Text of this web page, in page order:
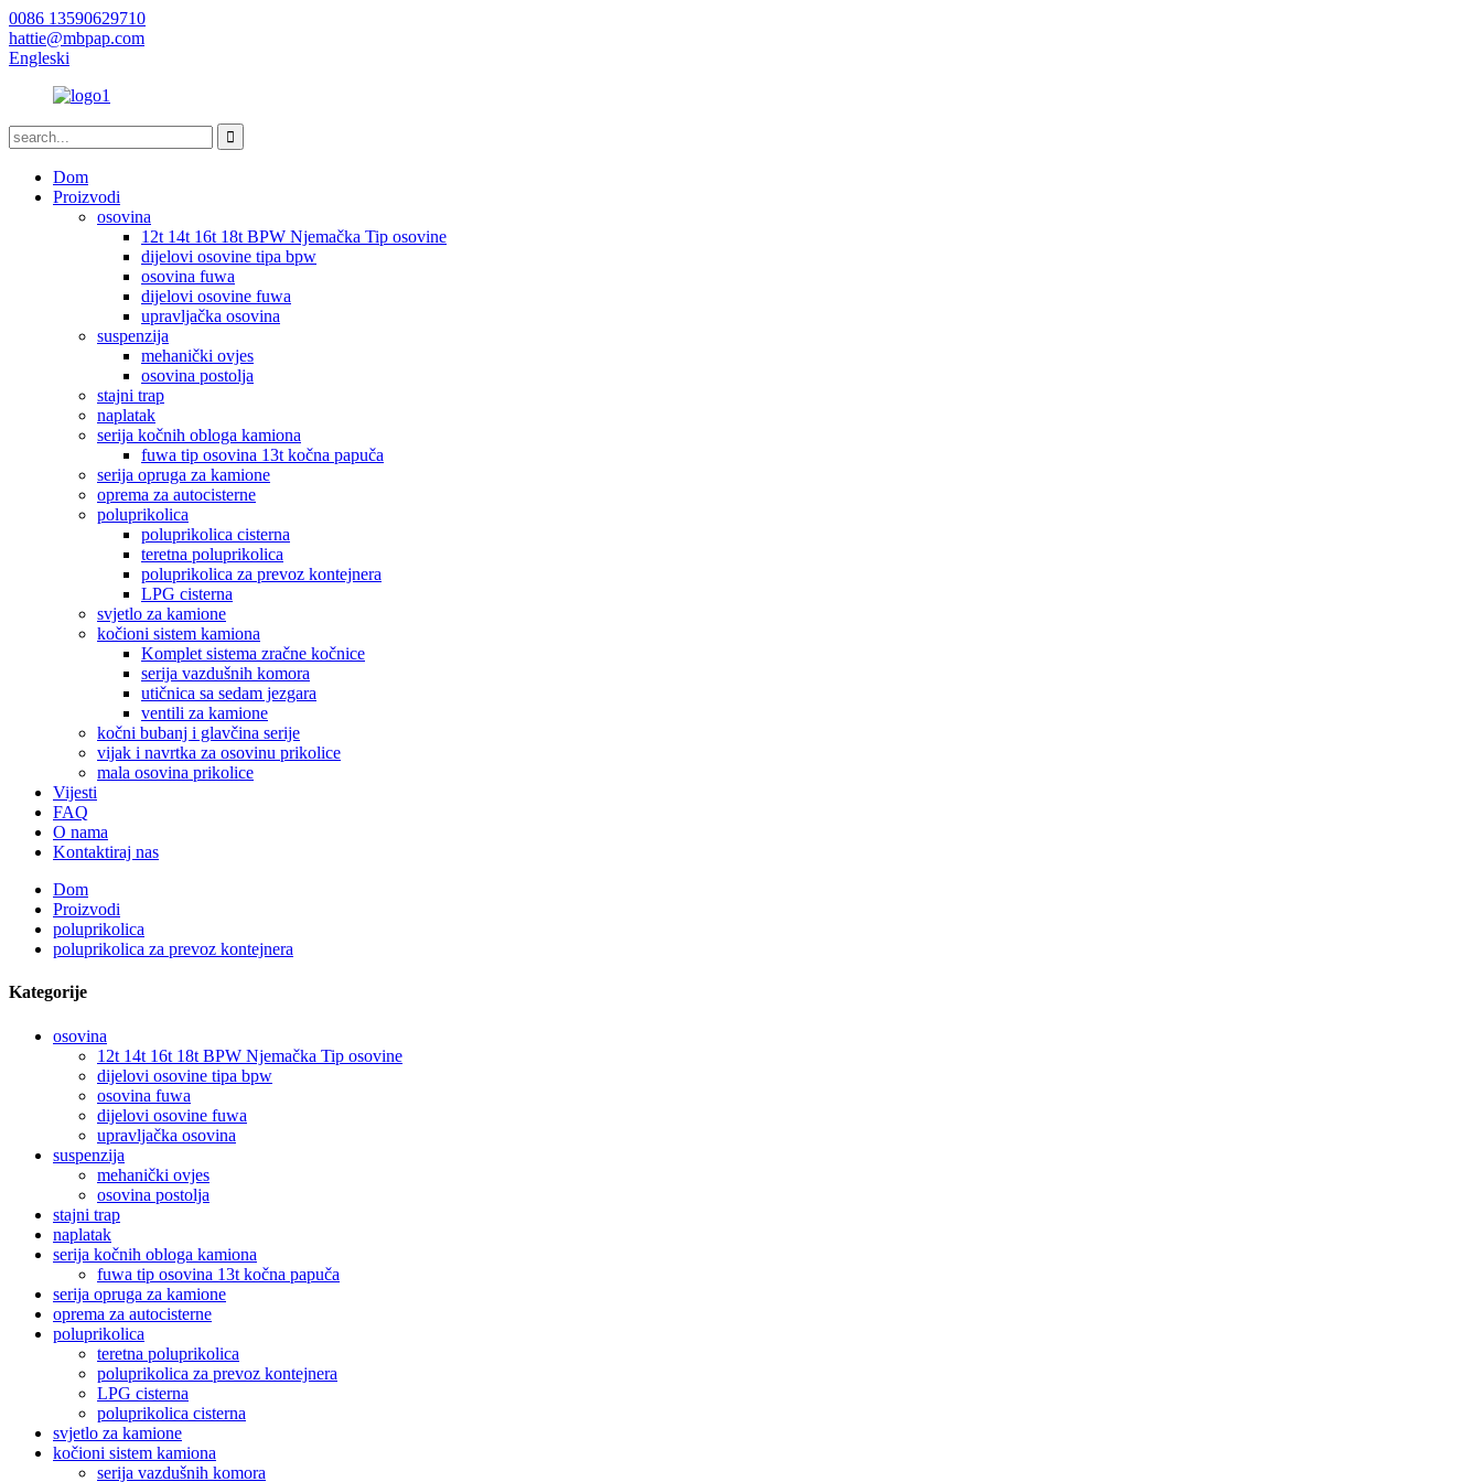
0086 13590629710
hattie@mbpap.com
Engleski
Dom
Proizvodi
osovina
12t 14t 16t 18t BPW Njemačka Tip osovine
dijelovi osovine tipa bpw
osovina fuwa
dijelovi osovine fuwa
upravljačka osovina
suspenzija
mehanički ovjes
osovina postolja
stajni trap
naplatak
serija kočnih obloga kamiona
fuwa tip osovina 13t kočna papuča
serija opruga za kamione
oprema za autocisterne
poluprikolica
poluprikolica cisterna
teretna poluprikolica
poluprikolica za prevoz kontejnera
LPG cisterna
svjetlo za kamione
kočioni sistem kamiona
Komplet sistema zračne kočnice
serija vazdušnih komora
utičnica sa sedam jezgara
ventili za kamione
kočni bubanj i glavčina serije
vijak i navrtka za osovinu prikolice
mala osovina prikolice
Vijesti
FAQ
O nama
Kontaktiraj nas
Dom
Proizvodi
poluprikolica
poluprikolica za prevoz kontejnera
Kategorije
osovina
12t 14t 16t 18t BPW Njemačka Tip osovine
dijelovi osovine tipa bpw
osovina fuwa
dijelovi osovine fuwa
upravljačka osovina
suspenzija
mehanički ovjes
osovina postolja
stajni trap
naplatak
serija kočnih obloga kamiona
fuwa tip osovina 13t kočna papuča
serija opruga za kamione
oprema za autocisterne
poluprikolica
teretna poluprikolica
poluprikolica za prevoz kontejnera
LPG cisterna
poluprikolica cisterna
svjetlo za kamione
kočioni sistem kamiona
serija vazdušnih komora